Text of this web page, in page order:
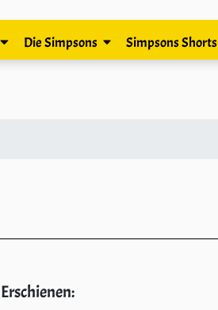
Die Simpsons Simpsons Shorts
Erschienen: